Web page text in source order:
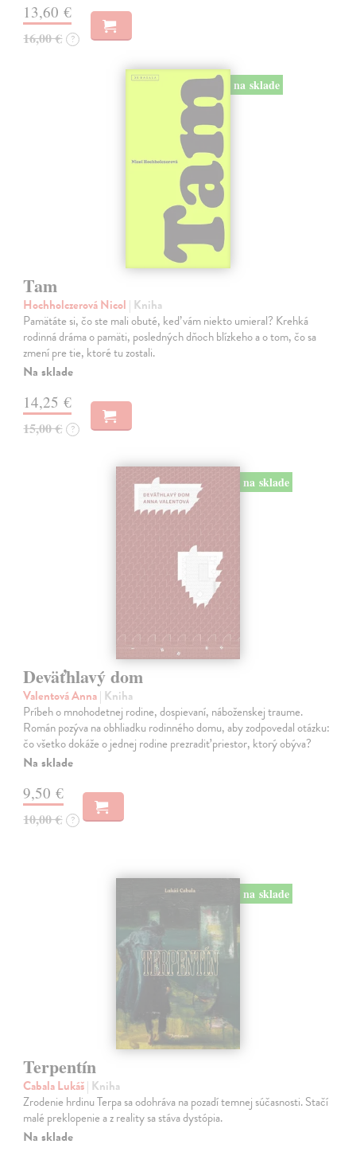
13,60 €
16,00 € ?
na sklade
Tam
Hochholczerová Nicol | Kniha
Pamätáte si, čo ste mali obuté, keď vám niekto umieral? Krehká
rodinná dráma o pamäti, posledných dňoch blízkeho a o tom, čo sa
zmení pre tie, ktoré tu zostali.
Na sklade
14,25 €
15,00 € ?
na sklade
Deväťhlavý dom
Valentová Anna| Kniha
Príbeh o mnohodetnej rodine, dospievaní, náboženskej traume.
Román pozýva na obhliadku rodinného domu, aby zodpovedal otázku:
čo všetko dokáže o jednej rodine prezradiť priestor, ktorý obýva?
Na sklade
9,50 €
10,00 € ?
na sklade
Terpentín
Cabala Lukáš| Kniha
Zrodenie hrdinu Terpa sa odohráva na pozadí temnej súčasnosti. Stačí
malé preklopenie a z reality sa stáva dystópia.
Na sklade